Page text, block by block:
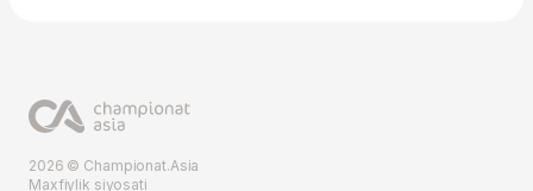
2026 © Championat.Asia
Maxfiylik siyosati